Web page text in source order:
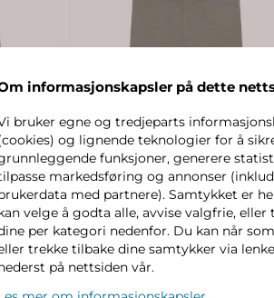
informasjonskapsler på dette
bruker egne og tredjeparts
og lignende teknologier for å
funksjoner, generere
markedsføring og annonser
med partnere). Samtykket er
velge å godta alle, avvise valgfrie, eller
per kategori nedenfor. Du kan når
trekke tilbake dine samtykker via
på nettsiden vår.